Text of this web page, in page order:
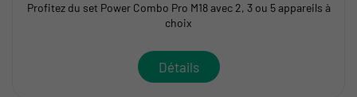
Profitez du set Power Combo Pro M18 avec 2, 3 ou 5 appareils à
choix
Détails